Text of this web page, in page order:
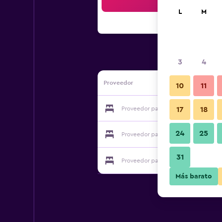
Proveedor
Proveedor para Hotel Montana
Proveedor para Hotel Montana
Proveedor para Hotel Montana
L M
3 4
10 11
17 18
24 25
31
Más barato